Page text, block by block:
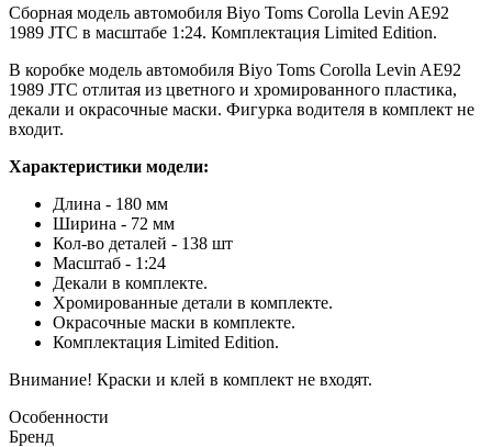
Сборная модель автомобиля Biyo Toms Corolla Levin AE92
1989 JTC в масштабе 1:24. Комплектация Limited Edition.
В коробке модель автомобиля Biyo Toms Corolla Levin AE92
1989 JTC отлитая из цветного и хромированного пластика,
декали и окрасочные маски. Фигурка водителя в комплект не
входит.
Характеристики модели:
Длина - 180 мм
Ширина - 72 мм
Кол-во деталей - 138 шт
Масштаб - 1:24
Декали в комплекте.
Хромированные детали в комплекте.
Окрасочные маски в комплекте.
Комплектация Limited Edition.
Внимание! Краски и клей в комплект не входят.
Особенности
Бренд